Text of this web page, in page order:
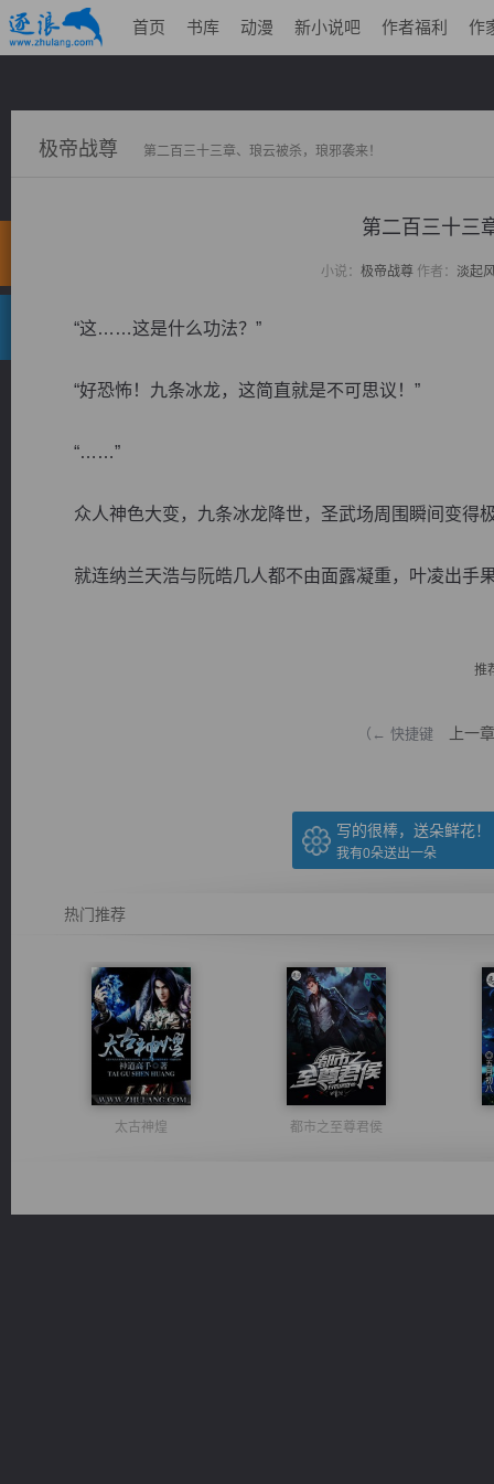
首页 书库 动漫 新小说吧 作者福利 作
极帝战尊 第二百三十三章、琅云被杀，琅邪袭来！
第二百三十三
小说： 极帝战尊作者： 淡起
“这……这是什么功法？”
“好恐怖！九条冰龙，这简直就是不可思议！”
“……”
众人神色大变，九条冰龙降世，圣武场周围瞬间变得
就连纳兰天浩与阮皓几人都不由面露凝重，叶凌出手
推
（← 快捷键 上一章
写的很棒，送朵鲜花！
我有0朵送出一朵
热门推荐
太古神煌 都市之至尊君侯